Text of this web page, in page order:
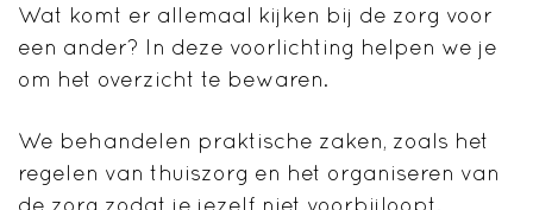
Wat komt er allemaal kijken bij de zorg voor
een ander? In deze voorlichting helpen we je
om het overzicht te bewaren.
We behandelen praktische zaken, zoals het
regelen van thuiszorg en het organiseren van
de zorg zodat je jezelf niet voorbijloopt.